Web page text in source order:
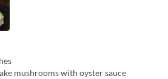
mushrooms with oyster sauce